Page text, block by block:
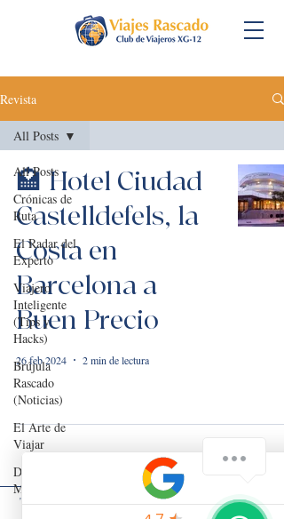
Revista
All Posts
Crónicas de
Ruta
El Radar del
Experto
Viajero
Inteligente
(Tips y
Hacks)
Brújula
Rascado
(Noticias)
El Arte de
Viajar
Detrás del
Mostrador
All Posts
🏩 Hotel Ciudad
Castelldefels, la
Costa en
Barcelona a
Buen Precio
26 feb 2024 2 min de lectura
"Cada viaje es una oportunidad para crear tus propias historias
y transformar lo que ves en inolvidables recuerdos".